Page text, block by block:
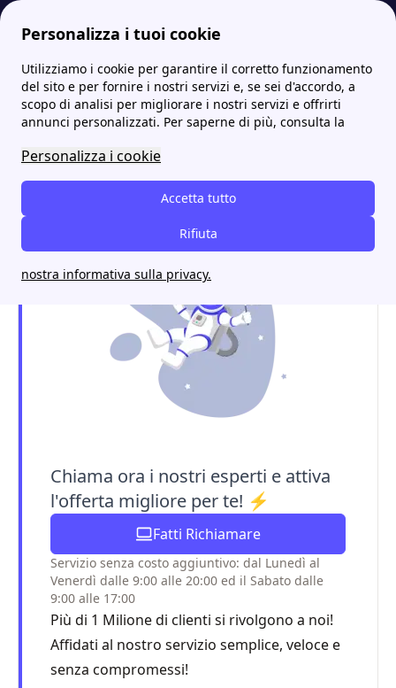
Personalizza i tuoi cookie
Utilizziamo i cookie per garantire il corretto funzionamento
del sito e per fornire i nostri servizi e, se sei d'accordo, a
scopo di analisi per migliorare i nostri servizi e offrirti
annunci personalizzati. Per saperne di più, consulta la
Personalizza i cookie
Accetta tutto
Rifiuta
nostra informativa sulla privacy.
Energia-Luce.it More Uffici E.ON vicino a me: trova gli sportelli e assistenza E.ON Città Di Castello: contatti, sportelli e informazioni utili
E.ON Città Di Castello:
contatti, sportelli e
informazioni utili
Chiama ora i nostri esperti e attiva
l'offerta migliore per te! ⚡
Fatti Richiamare
Servizio senza costo aggiuntivo: dal Lunedì al
Venerdì dalle 9:00 alle 20:00 ed il Sabato dalle
9:00 alle 17:00
Più di 1 Milione di clienti si rivolgono a noi!
Affidati al nostro servizio semplice, veloce e
senza compromessi!